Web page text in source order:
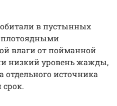
в пустынных
плотоядными
влаги от пойманной
низкий уровень жажды,
источника